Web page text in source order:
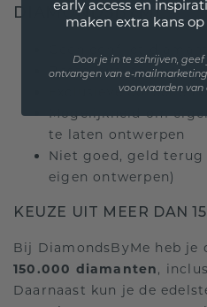
DIAMONDSBYME?
Beste kwaliteit voor
Exclusieve oorbellen
Mogelijkheid om
te laten ontwerpen
Niet goed, geld
eigen ontwerpen)
KEUZE UIT MEER DAN
Bij DiamondsByMe heb je
150.000 diamanten,
Daarnaast kun je de
early access en
maken extra kans
Door je in te schrijven,
ontvangen van e-
voorwaarden van